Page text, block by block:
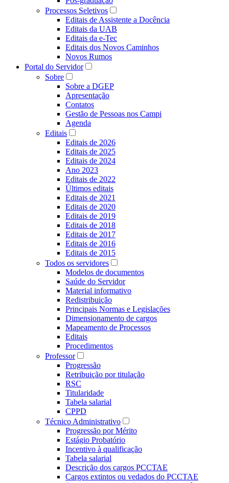
Processos Seletivos
Editais de Assistente a Docência
Editais da UAB
Editais da e-Tec
Editais dos Novos Caminhos
Novos Rumos
Portal do Servidor
Sobre
Sobre a DGEP
Apresentação
Contatos
Gestão de Pessoas nos Campi
Agenda
Editais
Editais de 2026
Editais de 2025
Editais de 2024
Ano 2023
Editais de 2022
Últimos editais
Editais de 2021
Editais de 2020
Editais de 2019
Editais de 2018
Editais de 2017
Editais de 2016
Editais de 2015
Todos os servidores
Modelos de documentos
Saúde do Servidor
Material informativo
Redistribuição
Principais Normas e Legislações
Dimensionamento de cargos
Mapeamento de Processos
Editais
Procedimentos
Professor
Progressão
Retribuição por titulação
RSC
Titularidade
Tabela salarial
CPPD
Técnico Administrativo
Progressão por Mérito
Estágio Probatório
Incentivo à qualificação
Tabela salarial
Descrição dos cargos PCCTAE
Cargos extintos ou vedados do PCCTAE